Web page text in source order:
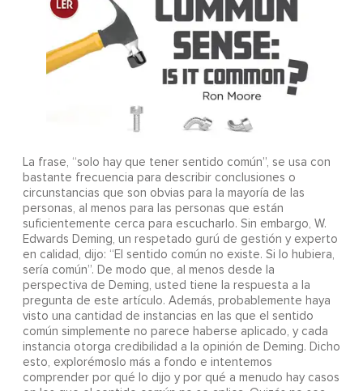
La frase, “solo hay que tener sentido común”, se usa con
bastante frecuencia para describir conclusiones o
circunstancias que son obvias para la mayoría de las
personas, al menos para las personas que están
suficientemente cerca para escucharlo. Sin embargo, W.
Edwards Deming, un respetado gurú de gestión y experto
en calidad, dijo: “El sentido común no existe. Si lo hubiera,
sería común”. De modo que, al menos desde la
perspectiva de Deming, usted tiene la respuesta a la
pregunta de este artículo. Además, probablemente haya
visto una cantidad de instancias en las que el sentido
común simplemente no parece haberse aplicado, y cada
instancia otorga credibilidad a la opinión de Deming. Dicho
esto, explorémoslo más a fondo e intentemos
comprender por qué lo dijo y por qué a menudo hay casos